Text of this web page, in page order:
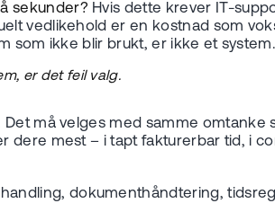
sekunder? Hvis dette krever IT-
vedlikehold er en kostnad som
som ikke blir brukt, er ikke et
er det feil valg.
må velges med samme omtanke
mest – i tapt fakturerbar tid, i
dokumenthåndtering,